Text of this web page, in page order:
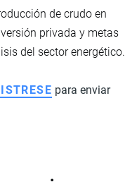
de crudo en
privada y metas
del sector energético.
para enviar